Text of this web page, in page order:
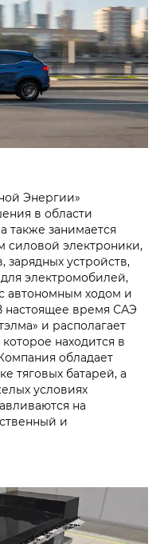
Энергии»
в области
также занимается
силовой электроники,
зарядных устройств,
электромобилей,
автономным ходом и
настоящее время САЭ
и располагает
находится в
обладает
тяговых батарей, а
условиях
на
и